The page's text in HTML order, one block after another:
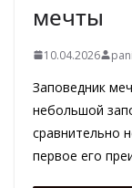
мечты
10.04.2026
Заповедник
небольшой
сравнительно
первое его